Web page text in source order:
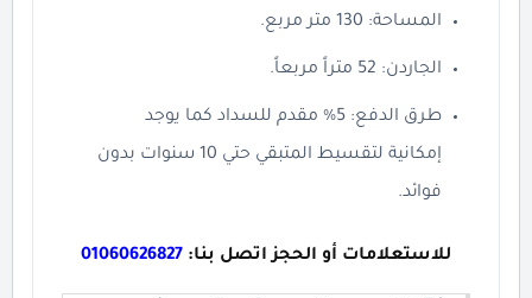
المساحة: 130 متر مربع.
الجاردن: 52 متراً مربعاً.
طرق الدفع: 5% مقدم للسداد كما يوجد
إمكانية لتقسيط المتبقي حتي 10 سنوات بدون
فوائد.
للاستعلامات أو الحجز اتصل بنا: 01060626827